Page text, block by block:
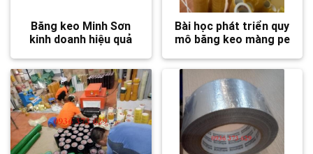
Băng keo Minh Sơn
kinh doanh hiệu quả
Bài học phát triển quy
mô băng keo màng pe